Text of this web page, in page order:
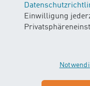
Einwilligung
Gallen|Thurgau|Zug